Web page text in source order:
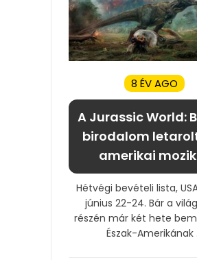
8 ÉV AGO
A Jurassic World:
birodalom
amerikai
Hétvégi bevételi lista,
június 22-24. Bár a
részén már két hete
Észak-Amerikának